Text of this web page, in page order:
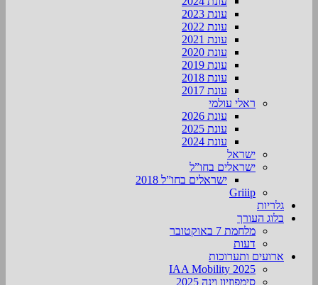
עונת 2023
עונת 2022
עונת 2021
עונת 2020
עונת 2019
עונת 2018
עונת 2017
ראלי עולמי
עונת 2026
עונת 2025
עונת 2024
ישראל
ישראלים בחו”ל
ישראלים בחו”ל 2018
Griiip
גלריות
בלוג העורך
מלחמת 7 באוקטובר
דעות
ארועים ותערוכות
2025 IAA Mobility
סימפוזיון וינה 2025